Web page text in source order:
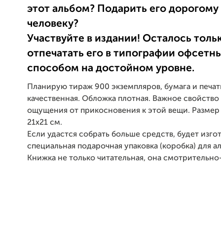
этот альбом? Подарить его
человеку?
Участвуйте в издании! Осталось
отпечатать его в типографии
способом на достойном уровне.
Планирую тираж 900 экземпляров, бумага и
качественная. Обложка плотная. Важное
ощущения от прикосновения к этой вещи.
21х21 см.
Если удастся собрать больше средств, будет
специальная подарочная упаковка (коробка) для
Книжка не только читательная, она